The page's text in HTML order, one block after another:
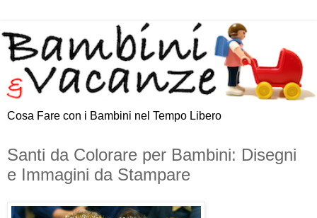
Cosa Fare con i Bambini nel Tempo Libero
Santi da Colorare per Bambini: Disegni
e Immagini da Stampare